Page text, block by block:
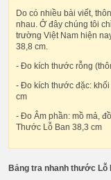
Do có nhiều bài viết,
nhau. Ở đây chúng tôi
trường Việt Nam hiện
38,8 cm.
- Đo kích thước rỗng
- Đo kích thước đặc:
cm
- Đo Âm phần: mồ mả,
Thước Lỗ Ban 38,3 cm
Bảng tra nhanh thước Lỗ